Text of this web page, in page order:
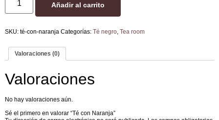
Añadir al carrito
SKU: té-con-naranja Categorías: Té negro Tea room
Valoraciones (0)
Valoraciones
No hay valoraciones aún.
Sé el primero en valorar “Té con Naranja”